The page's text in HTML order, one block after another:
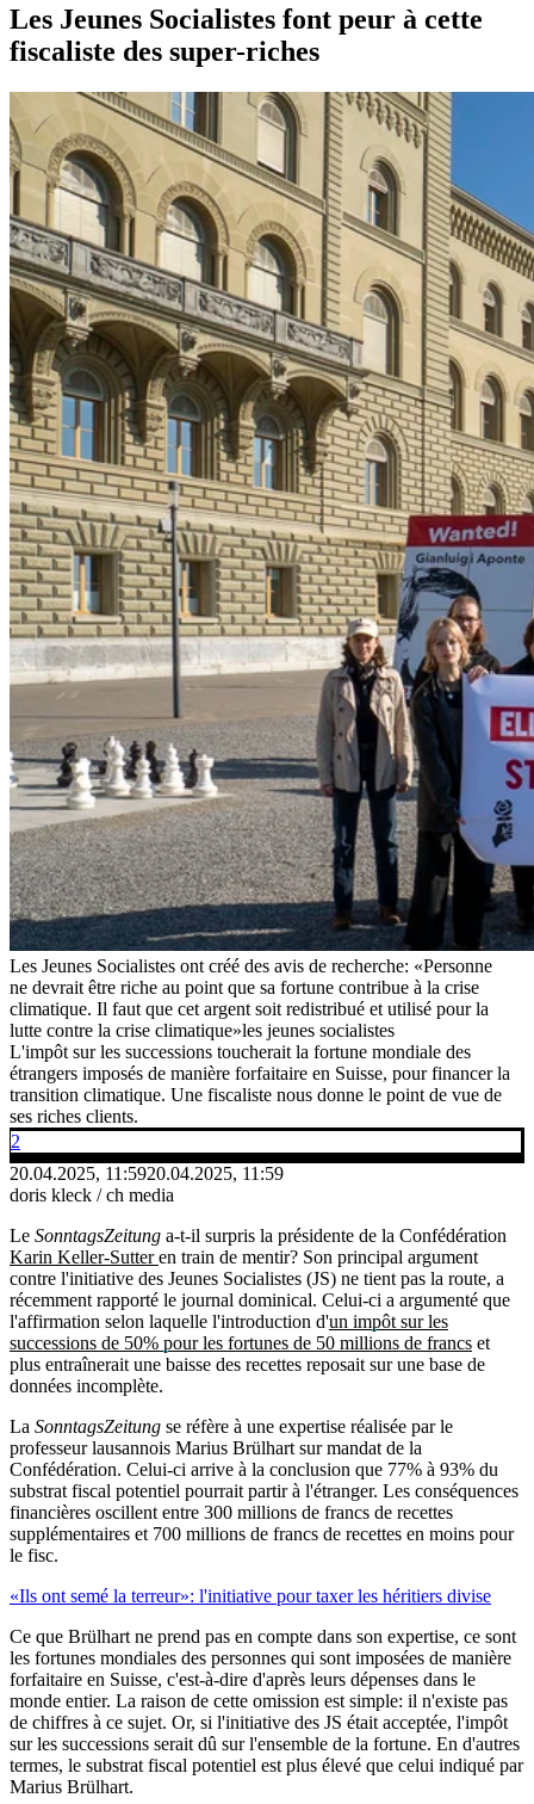
Les Jeunes Socialistes font peur à cette
fiscaliste des super-riches
Les Jeunes Socialistes ont créé des avis de recherche: «Personne
ne devrait être riche au point que sa fortune contribue à la crise
climatique. Il faut que cet argent soit redistribué et utilisé pour la
lutte contre la crise climatique»les jeunes socialistes
L'impôt sur les successions toucherait la fortune mondiale des
étrangers imposés de manière forfaitaire en Suisse, pour financer la
transition climatique. Une fiscaliste nous donne le point de vue de
ses riches clients.
2
20.04.2025, 11:5920.04.2025, 11:59
doris kleck / ch media
Le SonntagsZeitung a-t-il surpris la présidente de la Confédération
Karin Keller-Sutteren train de mentir? Son principal argument
contre l'initiative des Jeunes Socialistes (JS) ne tient pas la route, a
récemment rapporté le journal dominical. Celui-ci a argumenté que
l'affirmation selon laquelle l'introduction d'un impôt sur les
successions de 50% pour les fortunes de 50 millions de francs et
plus entraînerait une baisse des recettes reposait sur une base de
données incomplète.
La SonntagsZeitung se réfère à une expertise réalisée par le
professeur lausannois Marius Brülhart sur mandat de la
Confédération. Celui-ci arrive à la conclusion que 77% à 93% du
substrat fiscal potentiel pourrait partir à l'étranger. Les conséquences
financières oscillent entre 300 millions de francs de recettes
supplémentaires et 700 millions de francs de recettes en moins pour
le fisc.
«Ils ont semé la terreur»: l'initiative pour taxer les héritiers divise
Ce que Brülhart ne prend pas en compte dans son expertise, ce sont
les fortunes mondiales des personnes qui sont imposées de manière
forfaitaire en Suisse, c'est-à-dire d'après leurs dépenses dans le
monde entier. La raison de cette omission est simple: il n'existe pas
de chiffres à ce sujet. Or, si l'initiative des JS était acceptée, l'impôt
sur les successions serait dû sur l'ensemble de la fortune. En d'autres
termes, le substrat fiscal potentiel est plus élevé que celui indiqué par
Marius Brülhart.